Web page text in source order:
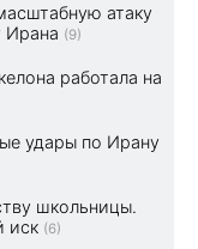
атаку
Ирана (9)
работала на
удары по Ирану
школьницы.
иск (6)